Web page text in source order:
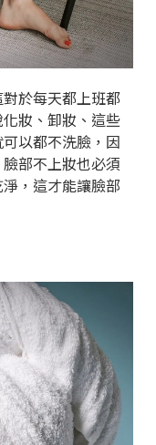
於每天都上班都
妝、卸妝、這些
以都不洗臉，因
部不上妝也必須
，這才能讓臉部